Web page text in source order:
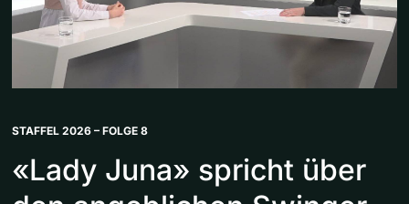
STAFFEL 2026 – FOLGE 8
«Lady Juna» spricht über